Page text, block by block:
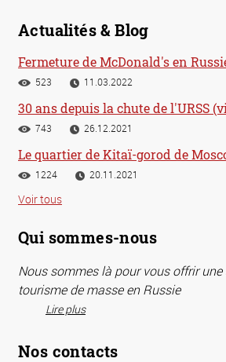
Actualités & Blog
Fermeture de McDonald's en
523 11.03.2022
30 ans depuis la chute de l'URSS
743 26.12.2021
Le quartier de Kitaï-gorod de
1224 20.11.2021
Voir tous
Qui sommes-nous
Nous sommes là pour vous offrir
tourisme de masse en Russie
Lire plus
Nos contacts